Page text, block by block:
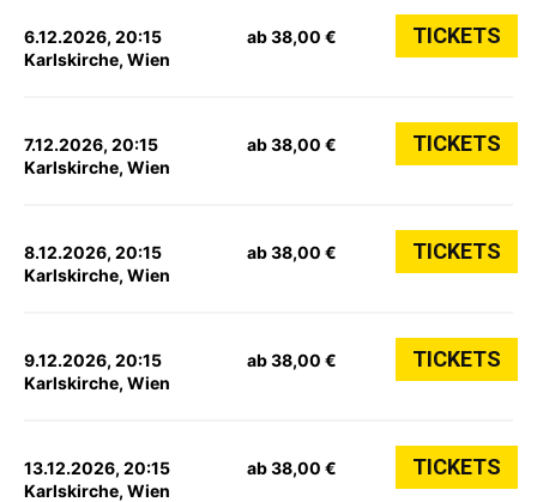
6.12.2026, 20:15
Karlskirche, Wien
ab 38,00 € TICKETS
7.12.2026, 20:15
Karlskirche, Wien
ab 38,00 € TICKETS
8.12.2026, 20:15
Karlskirche, Wien
ab 38,00 € TICKETS
9.12.2026, 20:15
Karlskirche, Wien
ab 38,00 € TICKETS
13.12.2026, 20:15
Karlskirche, Wien
ab 38,00 € TICKETS